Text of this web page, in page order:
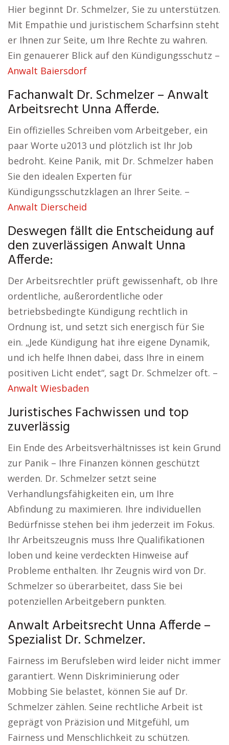
Hier beginnt Dr. Schmelzer, Sie zu unterstützen.
Mit Empathie und juristischem Scharfsinn steht
er Ihnen zur Seite, um Ihre Rechte zu wahren.
Ein genauerer Blick auf den Kündigungsschutz –
Anwalt Baiersdorf
Fachanwalt Dr. Schmelzer – Anwalt
Arbeitsrecht Unna Afferde.
Ein offizielles Schreiben vom Arbeitgeber, ein
paar Worte u2013 und plötzlich ist Ihr Job
bedroht. Keine Panik, mit Dr. Schmelzer haben
Sie den idealen Experten für
Kündigungsschutzklagen an Ihrer Seite. –
Anwalt Dierscheid
Deswegen fällt die Entscheidung auf
den zuverlässigen Anwalt Unna
Afferde:
Der Arbeitsrechtler prüft gewissenhaft, ob Ihre
ordentliche, außerordentliche oder
betriebsbedingte Kündigung rechtlich in
Ordnung ist, und setzt sich energisch für Sie
ein. „Jede Kündigung hat ihre eigene Dynamik,
und ich helfe Ihnen dabei, dass Ihre in einem
positiven Licht endet“, sagt Dr. Schmelzer oft. –
Anwalt Wiesbaden
Juristisches Fachwissen und top
zuverlässig
Ein Ende des Arbeitsverhältnisses ist kein Grund
zur Panik – Ihre Finanzen können geschützt
werden. Dr. Schmelzer setzt seine
Verhandlungsfähigkeiten ein, um Ihre
Abfindung zu maximieren. Ihre individuellen
Bedürfnisse stehen bei ihm jederzeit im Fokus.
Ihr Arbeitszeugnis muss Ihre Qualifikationen
loben und keine verdeckten Hinweise auf
Probleme enthalten. Ihr Zeugnis wird von Dr.
Schmelzer so überarbeitet, dass Sie bei
potenziellen Arbeitgebern punkten.
Anwalt Arbeitsrecht Unna Afferde –
Spezialist Dr. Schmelzer.
Fairness im Berufsleben wird leider nicht immer
garantiert. Wenn Diskriminierung oder
Mobbing Sie belastet, können Sie auf Dr.
Schmelzer zählen. Seine rechtliche Arbeit ist
geprägt von Präzision und Mitgefühl, um
Fairness und Menschlichkeit zu schützen.